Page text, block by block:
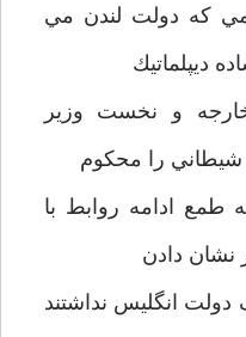
كه دولت لندن مي
ديپلماتيك
و نخست وزير
شيطاني را محكوم
طمع ادامه روابط با
نشان دادن
انگليس نداشتند